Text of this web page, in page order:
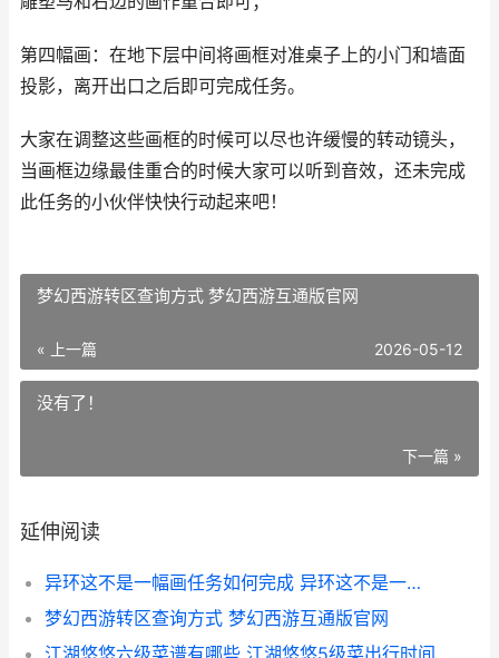
第四幅画：在地下层中间将画框对准桌子上的小门和墙面
投影，离开出口之后即可完成任务。
大家在调整这些画框的时候可以尽也许缓慢的转动镜头，
当画框边缘最佳重合的时候大家可以听到音效，还未完成
此任务的小伙伴快快行动起来吧！
梦幻西游转区查询方式 梦幻西游互通版官网
« 上一篇 2026-05-12
没有了！
下一篇 »
延伸阅读
异环这不是一幅画任务如何完成 异环这不是一幅画怎么做
梦幻西游转区查询方式 梦幻西游互通版官网
江湖悠悠六级菜谱有哪些 江湖悠悠5级菜出行时间